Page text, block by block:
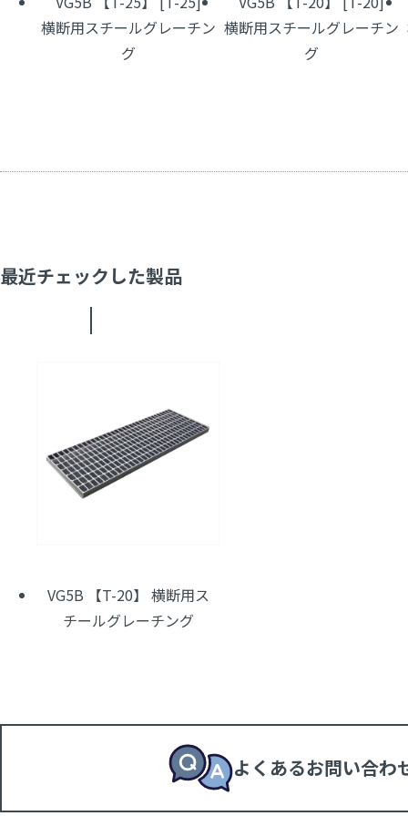
横断用スチールグレーチン
グ
横断用スチールグレーチン
グ
最近チェックした製品
VG5B 【T-20】 横断用ス
チールグレーチング
よくあるお問い合わ